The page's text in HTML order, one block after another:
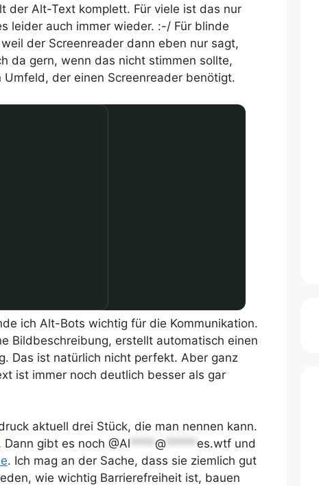
der Alt-Text komplett. Für viele ist das nur
leider auch immer wieder. :-/ Für blinde
der Screenreader dann eben nur sagt,
da gern, wenn das nicht stimmen sollte,
der einen Screenreader benötigt.
ich Alt-Bots wichtig für die Kommunikation.
Bildbeschreibung, erstellt automatisch einen
Das ist natürlich nicht perfekt. Aber ganz
ist immer noch deutlich besser als gar
aktuell drei Stück, die man nennen kann.
Dann gibt es noch @Al **** @ ***** es.wtf und
. Ich mag an der Sache, dass sie ziemlich gut
wie wichtig Barrierefreiheit ist, bauen